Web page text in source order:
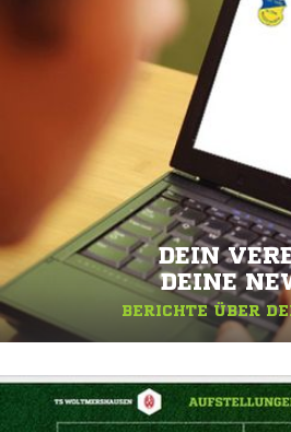
DEIN
DEINE
BERICHTE ÜBER